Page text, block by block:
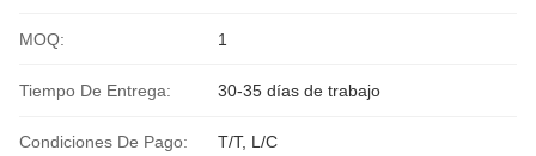
MOQ: 1
Tiempo De Entrega: 30-35 días de trabajo
Condiciones De Pago: T/T, L/C